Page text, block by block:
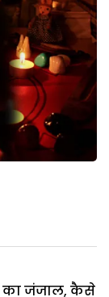
का जंजाल, कैसे